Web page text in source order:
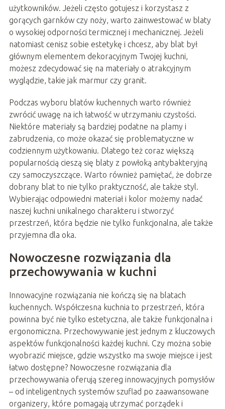
użytkowników. Jeżeli często gotujesz i korzystasz z
gorących garnków czy noży, warto zainwestować w blaty
o wysokiej odporności termicznej i mechanicznej. Jeżeli
natomiast cenisz sobie estetykę i chcesz, aby blat był
głównym elementem dekoracyjnym Twojej kuchni,
możesz zdecydować się na materiały o atrakcyjnym
wyglądzie, takie jak marmur czy granit.
Podczas wyboru blatów kuchennych warto również
zwrócić uwagę na ich łatwość w utrzymaniu czystości.
Niektóre materiały są bardziej podatne na plamy i
zabrudzenia, co może okazać się problematyczne w
codziennym użytkowaniu. Dlatego też coraz większą
popularnością cieszą się blaty z powłoką antybakteryjną
czy samoczyszczące. Warto również pamiętać, że dobrze
dobrany blat to nie tylko praktyczność, ale także styl.
Wybierając odpowiedni materiał i kolor możemy nadać
naszej kuchni unikalnego charakteru i stworzyć
przestrzeń, która będzie nie tylko funkcjonalna, ale także
przyjemna dla oka.
Nowoczesne rozwiązania dla
przechowywania w kuchni
Innowacyjne rozwiązania nie kończą się na blatach
kuchennych. Współczesna kuchnia to przestrzeń, która
powinna być nie tylko estetyczna, ale także funkcjonalna i
ergonomiczna. Przechowywanie jest jednym z kluczowych
aspektów funkcjonalności każdej kuchni. Czy można sobie
wyobrazić miejsce, gdzie wszystko ma swoje miejsce i jest
łatwo dostępne? Nowoczesne rozwiązania dla
przechowywania oferują szereg innowacyjnych pomysłów
– od inteligentnych systemów szuflad po zaawansowane
organizery, które pomagają utrzymać porządek i